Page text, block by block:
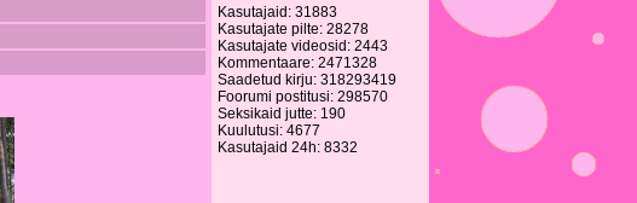
Kasutajaid: 31883
Kasutajate pilte: 28278
Kasutajate videosid: 2443
Kommentaare: 2471328
Saadetud kirju: 318293419
Foorumi postitusi: 298570
Seksikaid jutte: 190
Kuulutusi: 4677
Kasutajaid 24h: 8332